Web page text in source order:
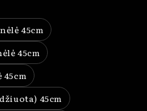
unavailable
45cm
sold out or unavailable
45cm
out or unavailable
out or unavailable
45cm
sold out or unavailable